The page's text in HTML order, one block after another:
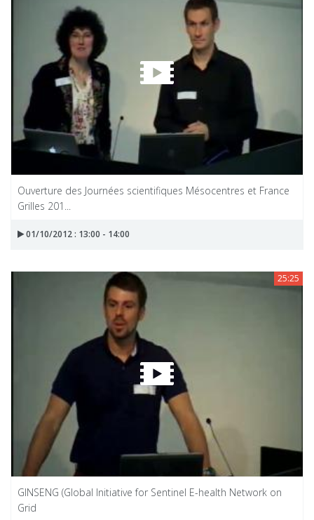
Ouverture des Journées scientifiques Mésocentres et France
Grilles 201...
01/10/2012 : 13:00 - 14:00
25:25
GINSENG (Global Initiative for Sentinel E-health Network on
Grid